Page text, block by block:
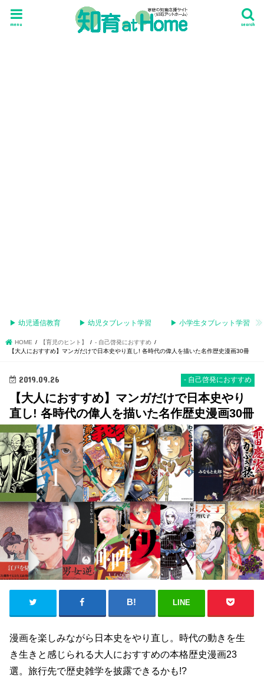
search
menu
▶︎ 幼児通信教育 ▶︎ 幼児タブレット学習 ▶︎ 小学生タブレット学習
HOME 【育児のヒント】
- 自己啓発におすすめ
【大人におすすめ】マンガだけで日本史やり直し! 各時代の偉人を描いた名作歴史漫画30冊
- 自己啓発におすすめ
2019.09.26
【大人におすすめ】マンガだけで日本史やり
直し! 各時代の偉人を描いた名作歴史漫画30冊
LINE
漫画を楽しみながら日本史をやり直し。時代の動きを生
き生きと感じられる大人におすすめの本格歴史漫画23
選。旅行先で歴史雑学を披露できるかも!?